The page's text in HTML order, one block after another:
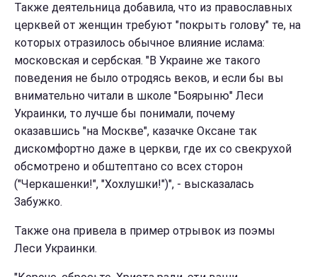
Также деятельница добавила, что из православных
церквей от женщин требуют "покрыть голову" те, на
которых отразилось обычное влияние ислама:
московская и сербская. "В Украине же такого
поведения не было отродясь веков, и если бы вы
внимательно читали в школе "Боярыню" Леси
Украинки, то лучше бы понимали, почему
оказавшись "на Москве", казачке Оксане так
дискомфортно даже в церкви, где их со свекрухой
обсмотрено и обштептано со всех сторон
("Черкашенки!", "Хохлушки!")", - высказалась
Забужко.
Также она привела в пример отрывок из поэмы
Леси Украинки.